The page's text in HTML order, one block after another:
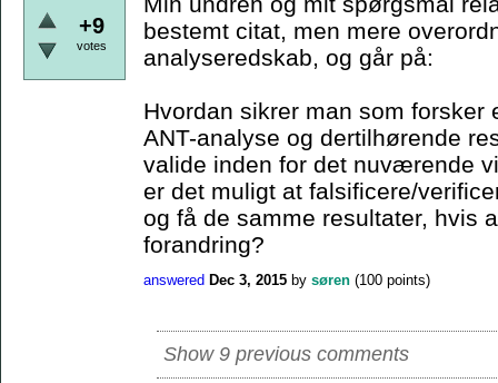
+9
votes
bestemt citat, men mere
analyseredskab, og går på:
Hvordan sikrer man som forsker
ANT-analyse og dertilhørende
valide inden for det nuværende
er det muligt at falsificere/
og få de samme resultater, hvis
forandring?
answered Dec 3, 2015 by søren (100 points)
Show 9 previous comments